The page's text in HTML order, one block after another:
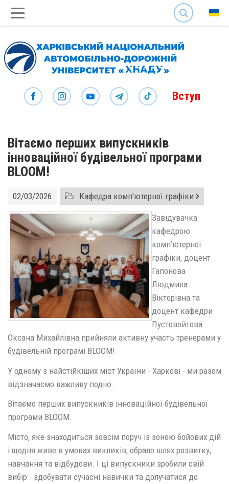
SEARCH
Вступ
Вітаємо перших випускників
інноваційної будівельної програми
BLOOM!
02/03/2026 Кафедра комп'ютерної графіки
Завідувачка
кафедрою
комп’ютерної
графіки, доцент
Гапонова
Людмила
Вікторівна та
доцент кафедри
Пустовойтова
Оксана Михайлівна прийняли активну участь тренерами у
будівельній програмі BLOOM!
У одному з найстійкіших міст України - Харкові - ми разом
відзначаємо важливу подію.
Вітаємо перших випускників інноваційної будівельної
програми BLOOM.
Місто, яке знаходиться зовсім поруч із зоною бойових дій
і щодня живе в умовах викликів, обрало шлях розвитку,
навчання та відбудови. І ці випускники зробили свій
вибір - здобувати сучасні навички та долучатися до